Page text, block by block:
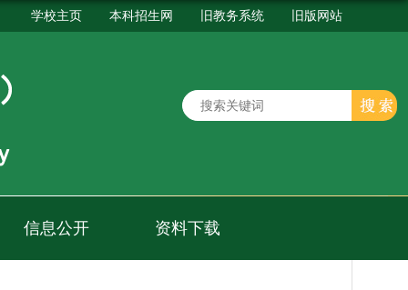
旧版网站
旧教务系统
本科招生网
学校主页
信息公开 资料下载